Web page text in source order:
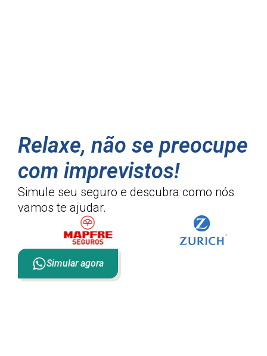
Relaxe, não se preocupe
com imprevistos!
Simule seu seguro e descubra como nós
vamos te ajudar.
Simular agora